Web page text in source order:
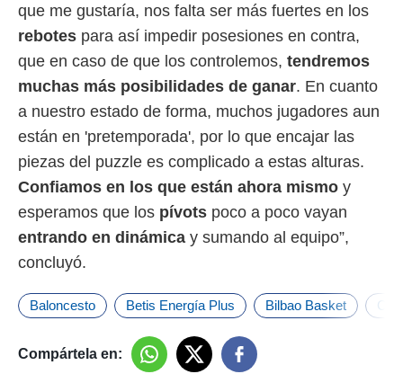
utilizar
crear un
contenido
de la
el
de
de
de
de
que me gustaría, nos falta ser más fuertes en los
rebotes para así impedir posesiones en contra,
que en caso de que los controlemos, tendremos
muchas más posibilidades de ganar. En cuanto
a nuestro estado de forma, muchos jugadores aun
están en 'pretemporada', por lo que encajar las
piezas del puzzle es complicado a estas alturas.
Confiamos en los que están ahora mismo y
esperamos que los pívots poco a poco vayan
entrando en dinámica y sumando al equipo”,
concluyó.
Baloncesto Betis Energía Plus Bilbao Basket
Compártela en: